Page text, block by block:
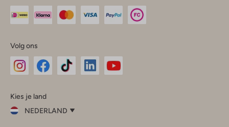
Volg ons
InstagramFacebook
Kies je land
NEDERLAND